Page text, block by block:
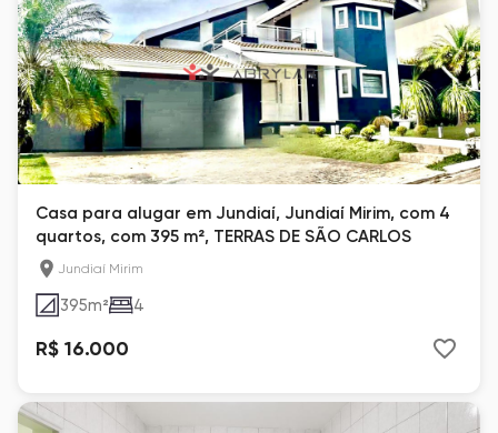
Casa para alugar em Jundiaí, Jundiaí Mirim, com 4
quartos, com 395 m², TERRAS DE SÃO CARLOS
Jundiaí Mirim
395m² 4
R$ 16.000